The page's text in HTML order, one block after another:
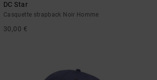
DC Star
Casquette strapback Noir Homme
30,00 €